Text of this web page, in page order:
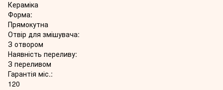
Кераміка
Форма:
Прямокутна
Отвір для змішувача:
З отвором
Наявність переливу:
З переливом
Гарантія міс.:
120